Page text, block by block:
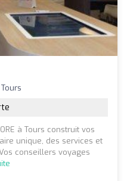
à Tours construit vos
unique, des services et
conseillers voyages